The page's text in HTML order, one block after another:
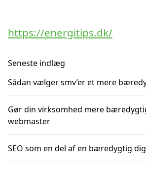
https://energitips.dk/
Seneste indlæg
Sådan vælger smv’er et mere
Gør din virksomhed mere
webmaster
SEO som en del af en bæredygtig